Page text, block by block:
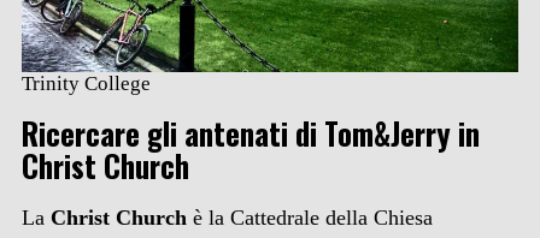
Trinity College
Ricercare gli antenati di Tom&Jerry in
Christ Church
La Christ Churchè la Cattedrale della Chiesa